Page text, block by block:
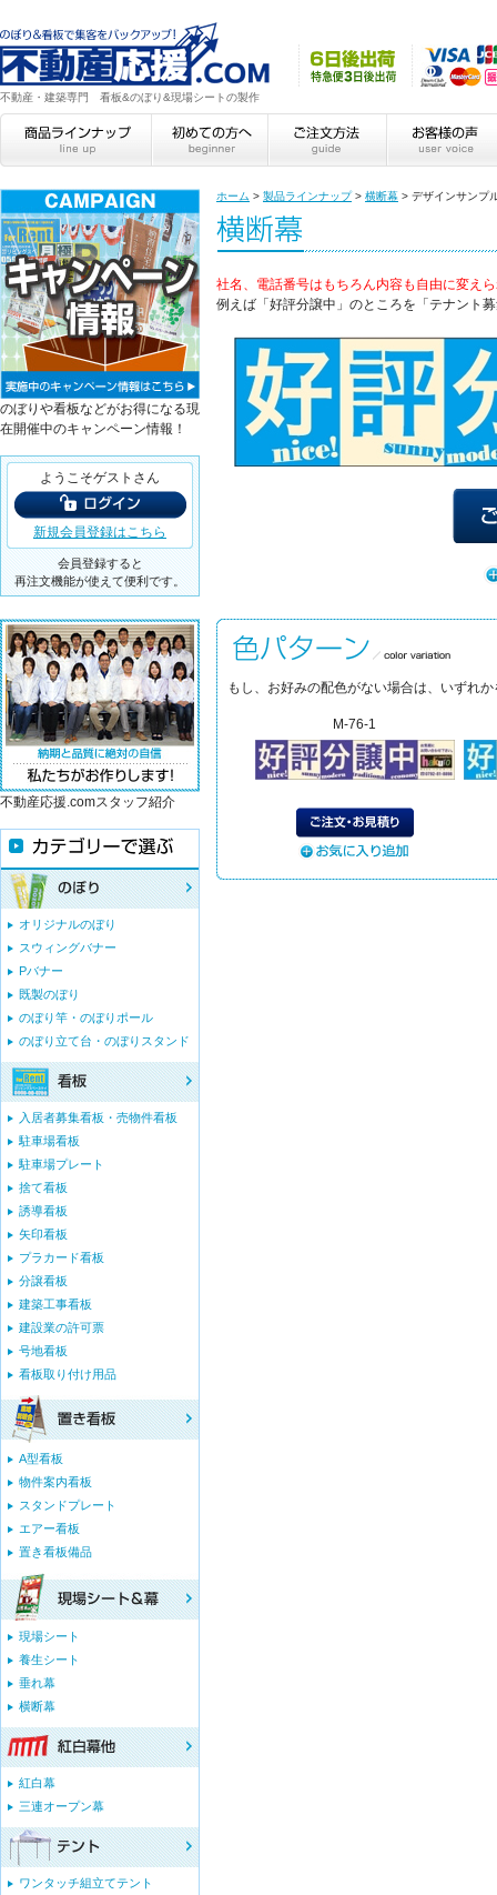
不動産・建築専門 看板&のぼり&現場シートの製作
ホーム > 製品ラインナップ> 横断幕 > デザインサンプ
社名、電話番号はもちろん内容も自由に変え
例えば「好評分譲中」のところを「テナント
もし、お好みの配色がない場合は、いずれ
M-76-1
のぼりや看板などがお得になる現
在開催中のキャンペーン情報！
ようこそゲストさん
新規会員登録はこちら
会員登録すると
再注文機能が使えて便利です。
不動産応援.comスタッフ紹介
オリジナルのぼり
スウィングバナー
Pバナー
既製のぼり
のぼり竿・のぼりポール
のぼり立て台・のぼりスタンド
入居者募集看板・売物件看板
駐車場看板
駐車場プレート
捨て看板
誘導看板
矢印看板
プラカード看板
分譲看板
建築工事看板
建設業の許可票
号地看板
看板取り付け用品
A型看板
物件案内看板
スタンドプレート
エアー看板
置き看板備品
現場シート
養生シート
垂れ幕
横断幕
紅白幕
三連オープン幕
ワンタッチ組立てテント